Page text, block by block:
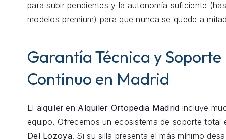
para subir pendientes y la autonomía suficiente
modelos premium) para que nunca se quede a
Garantía Técnica y Soporte
Continuo en Madrid
El alquiler en Alquiler Ortopedia Madrid incluye
equipo. Ofrecemos un ecosistema de soporte total
Del Lozoya. Si su silla presenta el más mínimo